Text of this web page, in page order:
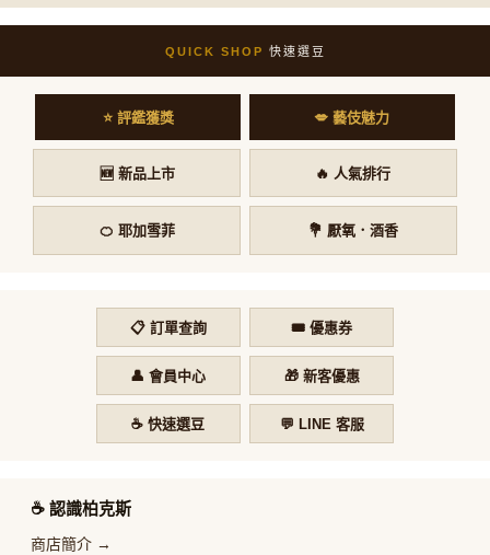
QUICK SHOP 快速選豆
⭐ 評鑑獲獎 💋 藝伎魅力
🆕 新品上市 🔥 人氣排行
🍊 耶加雪菲 💐 厭氧．酒香
📋 訂單查詢 🎟️ 優惠券
👤 會員中心 🎁 新客優惠
☕ 快速選豆 💬 LINE 客服
☕️ 認識柏克斯
商店簡介 →